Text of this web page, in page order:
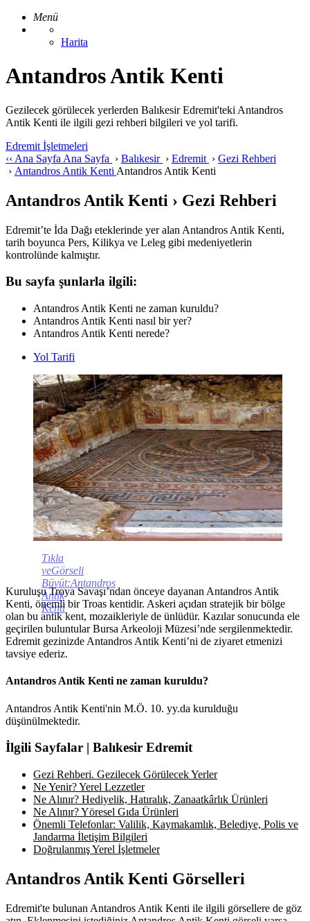
Menü
Harita
Antandros Antik Kenti
Gezilecek görülecek yerlerden Balıkesir Edremit'teki Antandros
Antik Kenti ile ilgili gezi rehberi bilgileri ve yol tarifi.
Edremit İşletmeleri
‹‹ Ana Sayfa Ana Sayfa › Balıkesir › Edremit › Gezi Rehberi
› Antandros Antik Kenti Antandros Antik Kenti
Antandros Antik Kenti › Gezi Rehberi
Edremit’te İda Dağı eteklerinde yer alan Antandros Antik Kenti,
tarih boyunca Pers, Kilikya ve Leleg gibi medeniyetlerin
kontrolünde kalmıştır.
Bu sayfa şunlarla ilgili:
Antandros Antik Kenti ne zaman kuruldu?
Antandros Antik Kenti nasıl bir yer?
Antandros Antik Kenti nerede?
Yol Tarifi
Tıkla
veGörseli
Büyüt:Antandros
Antik
Kenti
Kuruluşu Troya Savaşı’ndan önceye dayanan Antandros Antik
Kenti, önemli bir Troas kentidir. Askeri açıdan stratejik bir bölge
olan bu antik kent, mozaikleriyle de ünlüdür. Kazılar sonucunda ele
geçirilen buluntular Bursa Arkeoloji Müzesi’nde sergilenmektedir.
Edremit gezinizde Antandros Antik Kenti’ni de ziyaret etmenizi
tavsiye ederiz.
Antandros Antik Kenti ne zaman kuruldu?
Antandros Antik Kenti'nin M.Ö. 10. yy.da kurulduğu
düşünülmektedir.
İlgili Sayfalar | Balıkesir Edremit
Gezi Rehberi. Gezilecek Görülecek Yerler
Ne Yenir? Yerel Lezzetler
Ne Alınır? Hediyelik, Hatıralık, Zanaatkârlık Ürünleri
Ne Alınır? Yöresel Gıda Ürünleri
Önemli Telefonlar: Valilik, Kaymakamlık, Belediye, Polis ve
Jandarma İletişim Bilgileri
Doğrulanmış Yerel İşletmeler
Antandros Antik Kenti Görselleri
Edremit'te bulunan Antandros Antik Kenti ile ilgili görsellere de göz